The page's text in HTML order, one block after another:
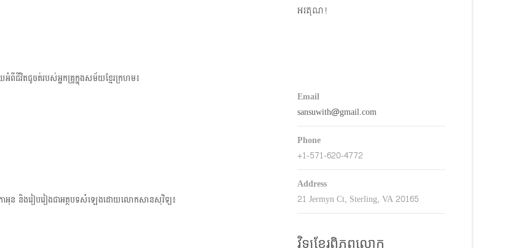
យអំពីជីវិត​ជូចត់​របស់អ្នកគ្រូក្នុងសម័យខ្មែរក្រហម៖
អុន និងរៀប​រៀងជា​អត្ថបទ​សំឡេង​ដោយលោកសានសុវិទ្យ៖
អរគុណ!
Email
sansuwith@gmail.com
Phone
+1-571-620-4772
Address
21 Jermyn Ct, Sterling, VA 20165
វិទ្យុខ្មែរពិភពលោក